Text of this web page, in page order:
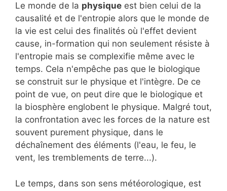
Le monde de la physique est bien celui de la
causalité et de l'entropie alors que le monde de
la vie est celui des finalités où l'effet devient
cause, in-formation qui non seulement résiste à
l'entropie mais se complexifie même avec le
temps. Cela n'empêche pas que le biologique
se construit sur le physique et l'intègre. De ce
point de vue, on peut dire que le biologique et
la biosphère englobent le physique. Malgré tout,
la confrontation avec les forces de la nature est
souvent purement physique, dans le
déchaînement des éléments (l'eau, le feu, le
vent, les tremblements de terre...).
Le temps, dans son sens météorologique, est